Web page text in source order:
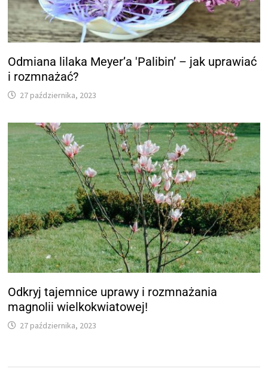
Odmiana lilaka Meyer’a 'Palibin’ – jak uprawiać
i rozmnażać?
27 października, 2023
Odkryj tajemnice uprawy i rozmnażania
magnolii wielkokwiatowej!
27 października, 2023